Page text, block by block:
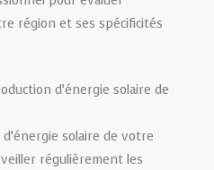
région et ses spécificités
d’énergie solaire de
solaire de votre
régulièrement les